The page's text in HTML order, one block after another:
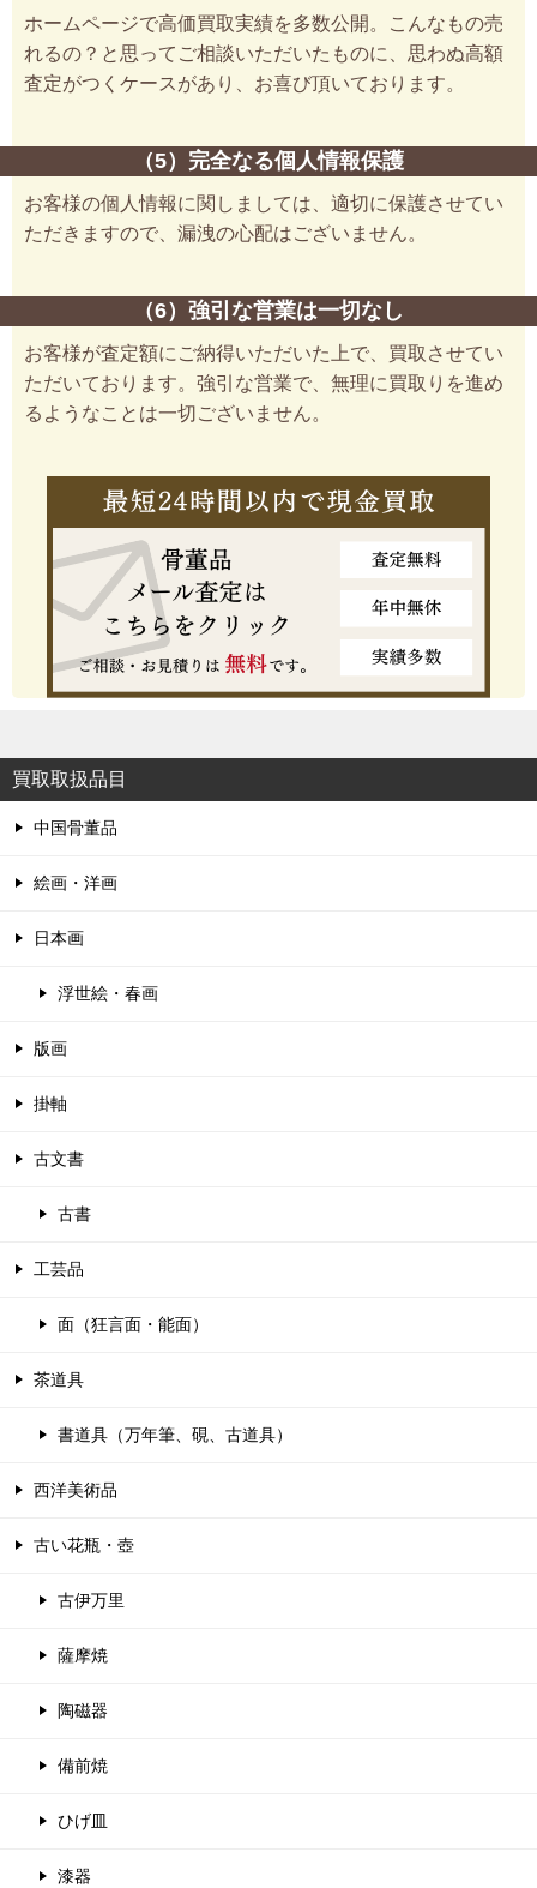
ホームページで高価買取実績を多数公開。こんなもの売
れるの？と思ってご相談いただいたものに、思わぬ高額
査定がつくケースがあり、お喜び頂いております。
（5）完全なる個人情報保護
お客様の個人情報に関しましては、適切に保護させてい
ただきますので、漏洩の心配はございません。
（6）強引な営業は一切なし
お客様が査定額にご納得いただいた上で、買取させてい
ただいております。強引な営業で、無理に買取りを進め
るようなことは一切ございません。
買取取扱品目
中国骨董品
絵画・洋画
日本画
浮世絵・春画
版画
掛軸
古文書
古書
工芸品
面（狂言面・能面）
茶道具
書道具（万年筆、硯、古道具）
西洋美術品
古い花瓶・壺
古伊万里
薩摩焼
陶磁器
備前焼
ひげ皿
漆器